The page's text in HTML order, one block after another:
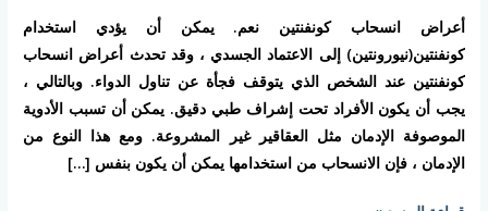
أعراض انسحاب كونفنتين نعم. يمكن أن يؤدي استخدام
كونفنتين(نيورونتين) إلى الاعتماد الجسدي ، وقد تحدث أعراض انسحاب
كونفنتين عند الشخص الذي يتوقف فجأة عن تناول الدواء. وبالتالي ،
يجب أن يكون الأفراد تحت إشراف طبي دقيق. يمكن أن تسبب الأدوية
الموصوفة الإدمان مثل العقاقير غير المشروعة. ومع هذا النوع من
الإدمان ، فإن الانسحاب من استخدامها يمكن أن يكون بنفس […]